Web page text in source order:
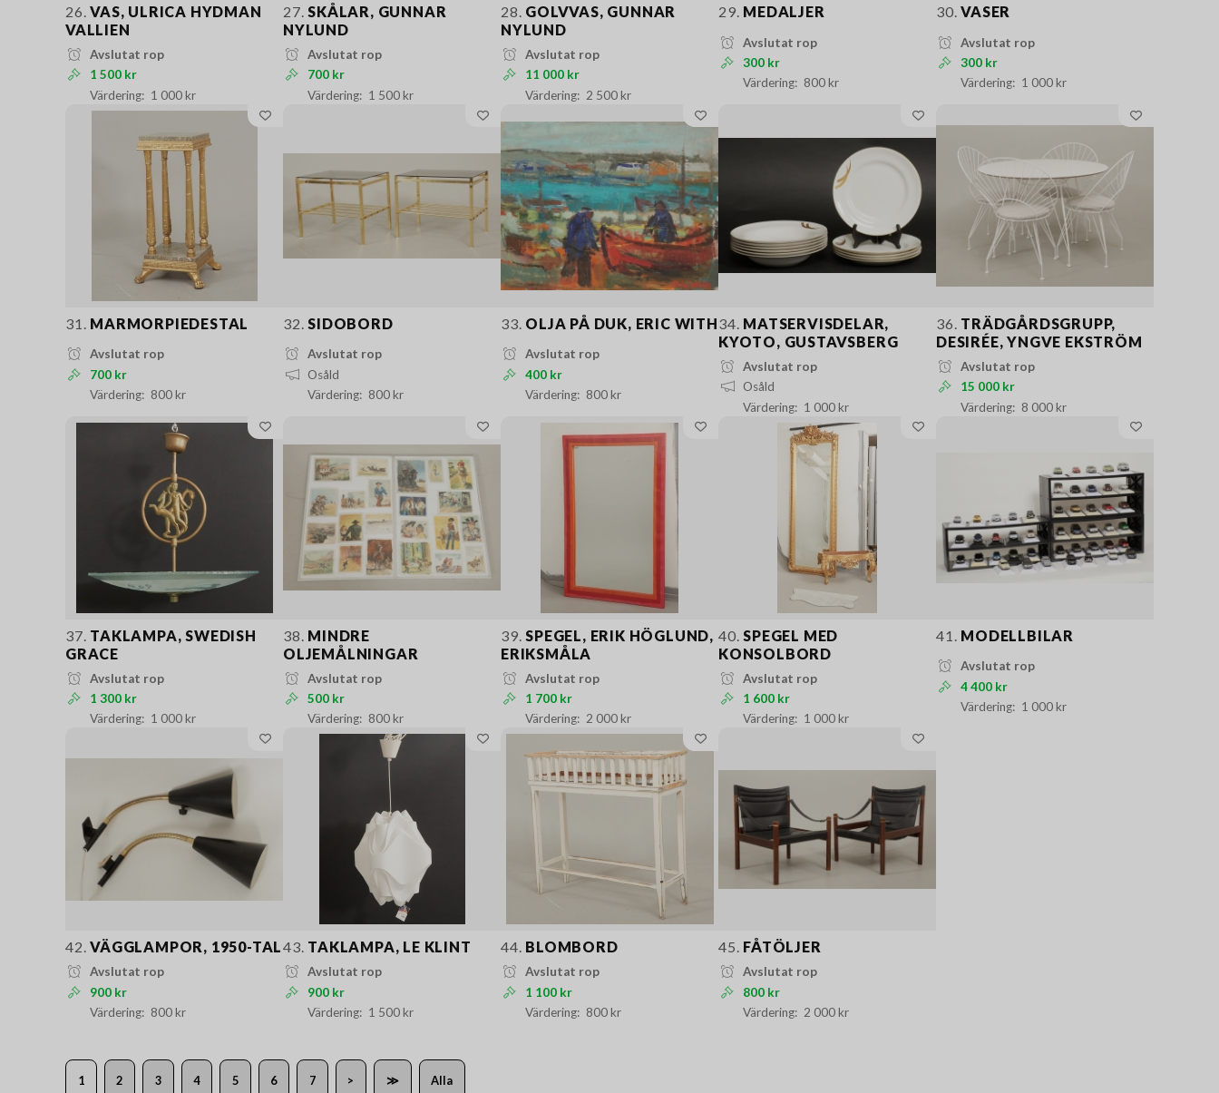
26. VAS, ULRICA HYDMAN
VALLIEN
Avslutat rop
1 500 kr
1 000 kr
27. SKÅLAR, GUNNAR
NYLUND
Avslutat rop
700 kr
1 500 kr
28. GOLVVAS, GUNNAR
NYLUND
Avslutat rop
11 000 kr
2 500 kr
29. MEDALJER
Avslutat rop
300 kr
800 kr
30. VASER
Avslutat rop
300 kr
1 000 kr
31. MARMORPIEDESTAL
Avslutat rop
700 kr
800 kr
32. SIDOBORD
Avslutat rop
Osåld
800 kr
33. OLJA PÅ DUK, ERIC WITH
Avslutat rop
400 kr
800 kr
34. MATSERVISDELAR,
KYOTO, GUSTAVSBERG
Avslutat rop
Osåld
1 000 kr
36. TRÄDGÅRDSGRUPP,
DESIRÉE, YNGVE EKSTRÖM
Avslutat rop
15 000 kr
8 000 kr
37. TAKLAMPA, SWEDISH
GRACE
Avslutat rop
1 300 kr
1 000 kr
38. MINDRE
OLJEMÅLNINGAR
Avslutat rop
500 kr
800 kr
39. SPEGEL, ERIK HÖGLUND,
ERIKSMÅLA
Avslutat rop
1 700 kr
2 000 kr
40. SPEGEL MED
KONSOLBORD
Avslutat rop
1 600 kr
1 000 kr
41. MODELLBILAR
Avslutat rop
4 400 kr
1 000 kr
42. VÄGGLAMPOR, 1950-TAL
Avslutat rop
900 kr
800 kr
43. TAKLAMPA, LE KLINT
Avslutat rop
900 kr
1 500 kr
44. BLOMBORD
Avslutat rop
1 100 kr
800 kr
45. FÅTÖLJER
Avslutat rop
800 kr
2 000 kr
1 2 3 4 5 6 7 > ≫ Alla